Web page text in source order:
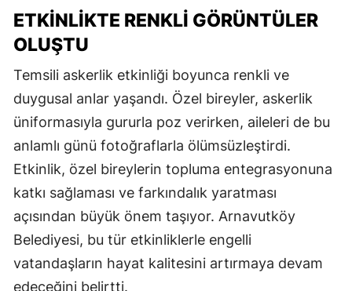
ETKINLIKTE RENKLI GÖRÜNTÜLER
OLUŞTU
Temsili askerlik etkinliği boyunca renkli ve
duygusal anlar yaşandı. Özel bireyler, askerlik
üniformasıyla gururla poz verirken, aileleri de bu
anlamlı günü fotoğraflarla ölümsüzleştirdi.
Etkinlik, özel bireylerin topluma entegrasyonuna
katkı sağlaması ve farkındalık yaratması
açısından büyük önem taşıyor. Arnavutköy
Belediyesi, bu tür etkinliklerle engelli
vatandaşların hayat kalitesini artırmaya devam
edeceğini belirtti.